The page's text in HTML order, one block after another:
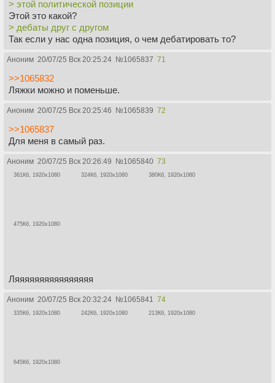
> этой политической позиции
Этой это какой?
> дебаты друг с другом
Так если у нас одна позиция, о чем дебатировать то?
Аноним 20/07/25 Вск 20:25:24 №1065837 71
>>1065832
Ляжки можно и поменьше.
Аноним 20/07/25 Вск 20:25:46 №1065839 72
>>1065837
Для меня в самый раз.
Аноним 20/07/25 Вск 20:26:49 №1065840 73
361Кб, 1920x1080 324Кб, 1920x1080 380Кб, 1920x1080
475Кб, 1920x1080
Ляяяяяяяяяяяяяяяя
Аноним 20/07/25 Вск 20:32:24 №1065841 74
335Кб, 1920x1080 242Кб, 1920x1080 213Кб, 1920x1080
645Кб, 1920x1080